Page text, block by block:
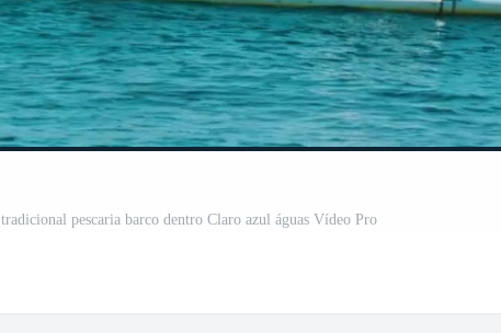
tradicional pescaria barco dentro Claro azul águas Vídeo Pro